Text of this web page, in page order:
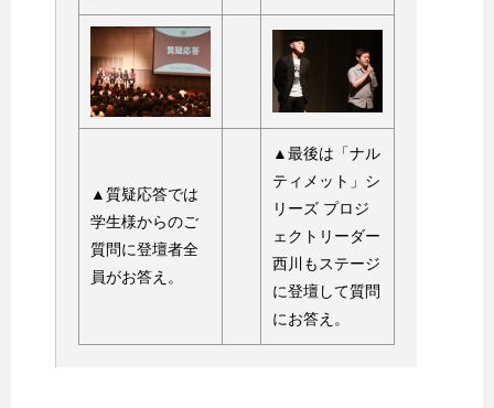
▲質疑応答では
学生様からのご
質問に登壇者全
員がお答え。
▲最後は「ナル
ティメット」シ
リーズ プロジ
ェクトリーダー
西川もステージ
に登壇して質問
にお答え。